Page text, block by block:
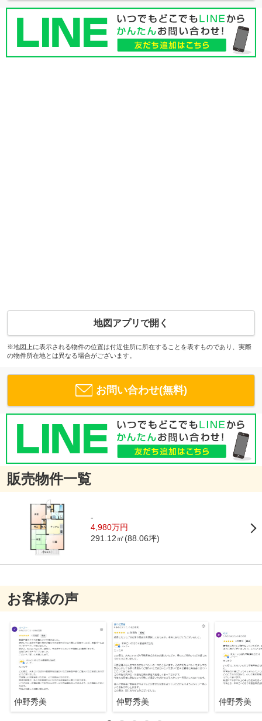
地図アプリで開く
※地図上に表示される物件の位置は付近住所に所在することを表すものであり、実際
の物件所在地とは異なる場合がございます。
お問い合わせ(無料)
販売物件一覧
-
4,980万円
291.12㎡(88.06坪)
お客様の声
仲野秀美 仲野秀美 仲野秀美